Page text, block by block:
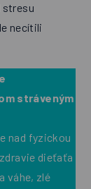
stresu
necítili
stráveným
nad fyzickou
dieťaťa
váhe, zlé